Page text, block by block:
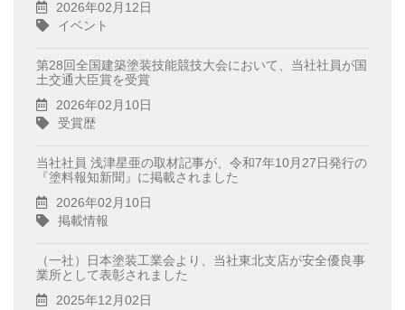
2026年02月12日
イベント
第28回全国建築塗装技能競技大会において、当社社員が国
土交通大臣賞を受賞
2026年02月10日
受賞歴
当社社員 浅津星亜の取材記事が、令和7年10月27日発行の
『塗料報知新聞』に掲載されました
2026年02月10日
掲載情報
（一社）日本塗装工業会より、当社東北支店が安全優良事
業所として表彰されました
2025年12月02日